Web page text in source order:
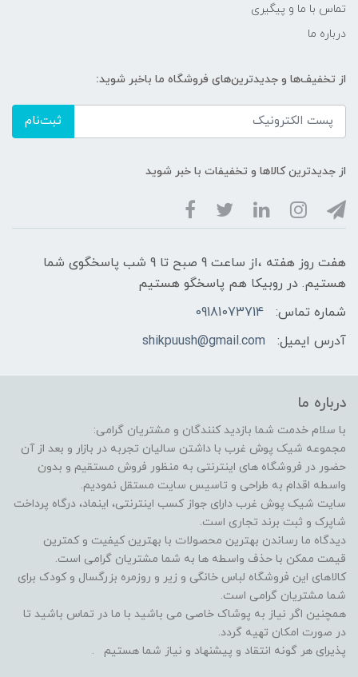
تماس با ما و پیگیری
درباره ما
از تخفیف‌ها و جدیدترین‌های فروشگاه ما باخبر شوید:
ثبت‌نام
از جدیدترین کالاها و تخفیفات با خبر شوید
هفت روز هفته ،از ساعت 9 صبح تا 9 شب پاسخگوی شما
هستیم. در روبیکا هم پاسخگو هستیم
شماره تماس:
09181073714
آدرس ایمیل:
shikpuush@gmail.com
درباره ما
با سلام خدمت شما بازدید کنندگان و مشتریان گرامی:
مجموعه شیک پوش غرب با داشتن سالیان تجربه در بازار و بعد از آن
حضور در فروشگاه های اینترنتی به منظور فروش مستقیم و بدون
واسطه اقدام به طراحی و تاسیس سایت مستقل نمودیم.
سایت شیک پوش غرب دارای جواز کسب اینترنتی، اینماد، درگاه پرداخت
شاپرک و ثبت برند تجاری است.
دیدگاه ما رساندن بهترین محصولات با بهترین کیفیت و کمترین
قیمت ممکن با حذف واسطه ها به شما مشتریان گرامی است.
کالاهای این فروشگاه لباس خانگی و زیر و روزمره بزرگسال و کودک برای
شما مشتریان گرامی است.
همچنین اگر نیاز به پوشاک خاصی می باشید با ما در تماس باشید تا
در صورت امکان تهیه گردد.
پذیرای هر گونه انتقاد و پیشنهاد و نیاز شما هستیم .